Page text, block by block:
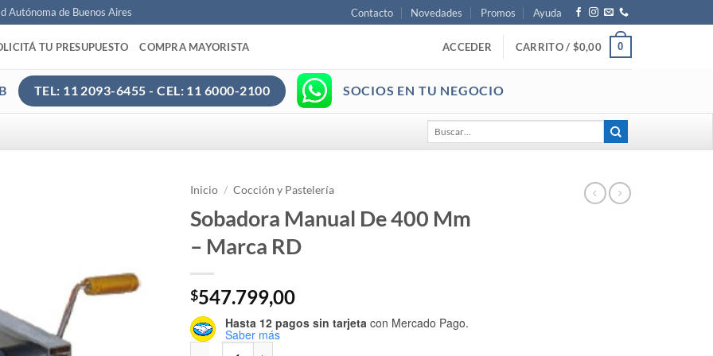
Autónoma de Buenos Aires Contacto Novedades Promos Ayuda
TU PRESUPUESTO COMPRA MAYORISTA ACCEDER CARRITO / $0,00 0
TEL: 11 2093-6455 - CEL: 11 6000-2100 SOCIOS EN TU NEGOCIO
por:
Inicio / Cocción y Pastelería
Sobadora Manual De 400 Mm
– Marca RD
$547.799,00
Hasta 12 pagos sin tarjeta con Mercado Pago.
Saber más